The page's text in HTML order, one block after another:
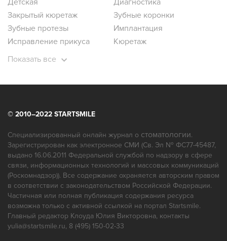
Детская
Диагностика
Закрытый кюретаж
Зубные коронки
Зубные протезы
Имплантация
Исправление прикуса
Кюретаж
Лечение десен
Протезирование
Профгигиена
Ремонт зубных протезов
Показать все
© 2010–2022 STARTSMILE
Специализированный онлайн журнал о стоматологии.
Зарегистрирован как электронное СМИ (Св. Эл № ФС77-45487,
выдано 16.06.2011 Федеральной службой по надзору в сфере
связи, информационных технологий и массовых коммуникаций
(Роскомнадзор)). Все содержание охраняется авторским правом
в соответствии с законодательством Российской Федерации.
Частичная или полная публикация содержания ресурса
возможна только с активной ссылкой на портал Startsmile.
Главный редактор Клоуда Юлия Викторовна, контакты
yulia@startsmile.ru, 8 (495) 150-02-33